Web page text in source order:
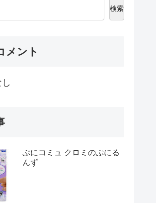
検索
メント
ぷにコミュ クロミのぷにる
んず